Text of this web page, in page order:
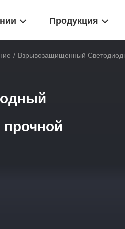
Продукция
/ Взрывозащищенный